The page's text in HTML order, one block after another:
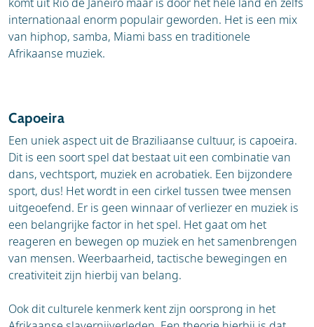
internationaal enorm populair geworden. Het is een mix
van hiphop, samba, Miami bass en traditionele
Afrikaanse muziek.
Capoeira
Een uniek aspect uit de Braziliaanse cultuur, is capoeira.
Dit is een soort spel dat bestaat uit een combinatie van
dans, vechtsport, muziek en acrobatiek. Een bijzondere
sport, dus! Het wordt in een cirkel tussen twee mensen
uitgeoefend. Er is geen winnaar of verliezer en muziek is
een belangrijke factor in het spel. Het gaat om het
reageren en bewegen op muziek en het samenbrengen
van mensen. Weerbaarheid, tactische bewegingen en
creativiteit zijn hierbij van belang.
Ook dit culturele kenmerk kent zijn oorsprong in het